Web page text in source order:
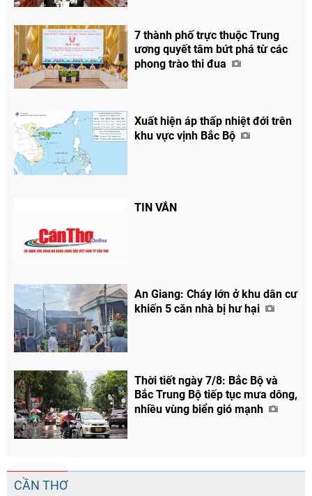
7 thành phố trực thuộc Trung
ương quyết tâm bứt phá từ các
phong trào thi đua
Xuất hiện áp thấp nhiệt đới trên
khu vực vịnh Bắc Bộ
TIN VẮN
An Giang: Cháy lớn ở khu dân cư
khiến 5 căn nhà bị hư hại
Thời tiết ngày 7/8: Bắc Bộ và
Bắc Trung Bộ tiếp tục mưa dông,
nhiều vùng biển gió mạnh
CẦN THƠ